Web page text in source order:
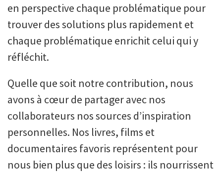
en perspective chaque problématique pour
trouver des solutions plus rapidement et
chaque problématique enrichit celui qui y
réfléchit.
Quelle que soit notre contribution, nous
avons à cœur de partager avec nos
collaborateurs nos sources d’inspiration
personnelles. Nos livres, films et
documentaires favoris représentent pour
nous bien plus que des loisirs : ils nourrissent